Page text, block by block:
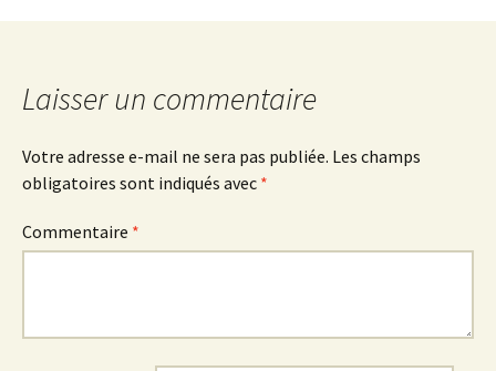
Laisser un commentaire
Votre adresse e-mail ne sera pas publiée. Les champs
obligatoires sont indiqués avec *
Commentaire *